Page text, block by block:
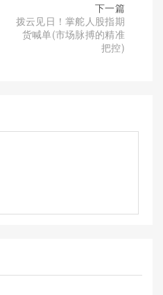
下一篇
拨云见日！掌舵人股指期
货喊单(市场脉搏的精准
把控)